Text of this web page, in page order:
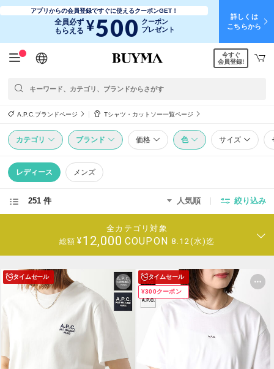
アプリからの会員登録ですぐに使えるクーポンGET！
全員必ず
もらえる ¥500 クーポン
プレゼント
詳しくは
こちらから
日本語
English
简体中文
繁體中文
今すぐ
会員登録!
A.P.C.ブランドページ Tシャツ・カットソー一覧ページ
カテゴリ ブランド 価格 色 サイズ
レディース メンズ
251 件 人気順 絞り込み
全カテゴリ対象
総額 ¥12,000 COUPON 8.12(水)迄
タイムセール タイムセール
¥300クーポン